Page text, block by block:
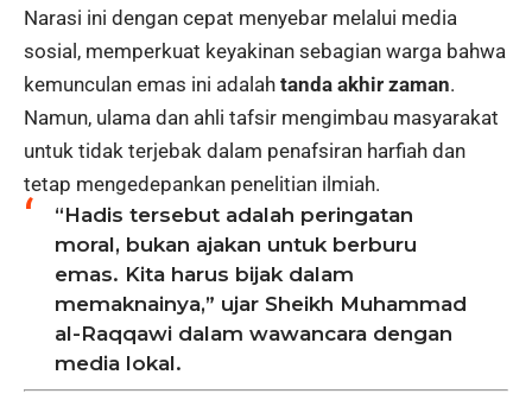
Narasi ini dengan cepat menyebar melalui media
sosial, memperkuat keyakinan sebagian warga bahwa
kemunculan emas ini adalah tanda akhir zaman.
Namun, ulama dan ahli tafsir mengimbau masyarakat
untuk tidak terjebak dalam penafsiran harfiah dan
tetap mengedepankan penelitian ilmiah.
“Hadis tersebut adalah peringatan
moral, bukan ajakan untuk berburu
emas. Kita harus bijak dalam
memaknainya,” ujar Sheikh Muhammad
al-Raqqawi dalam wawancara dengan
media lokal.